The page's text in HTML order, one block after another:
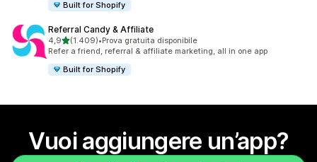
Built for Shopify
Referral Candy & Affiliate
4,9stelle su 5
(1.409)
1409 recensioni totali
•Prova gratuita disponibile
Refer a friend, referral & affiliate marketing, all in one app
Built for Shopify
Vuoi aggiungere un’app?